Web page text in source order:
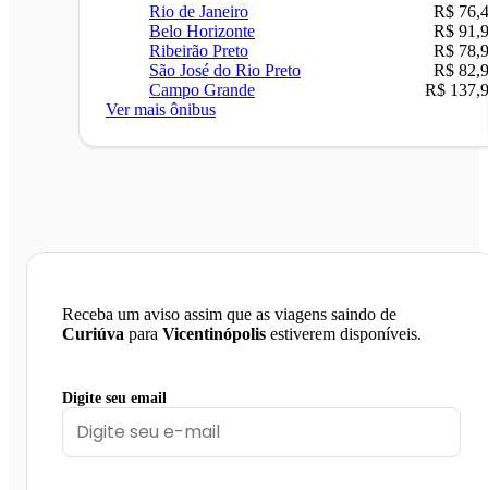
Rio de Janeiro
R$
Belo Horizonte
R$
Ribeirão Preto
R$
São José do Rio Preto
R$
Campo Grande
R$
Ver mais ônibus
Receba um aviso assim que as viagens saindo de
Curiúva para Vicentinópolis estiverem disponíveis.
Digite seu email